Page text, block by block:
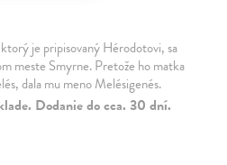
je pripisovaný Hérodotovi, sa
meste Smyrne. Pretože ho matka
dala mu meno Melésigenés.
Dodanie do cca. 30 dní.